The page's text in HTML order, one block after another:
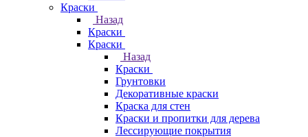
Краски
Назад
Краски
Краски
Назад
Краски
Грунтовки
Декоративные краски
Краска для стен
Краски и пропитки для дерева
Лессирующие покрытия